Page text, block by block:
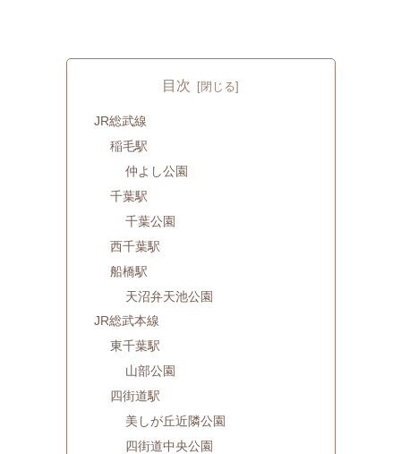
目次
JR総武線
稲毛駅
仲よし公園
千葉駅
千葉公園
西千葉駅
船橋駅
天沼弁天池公園
JR総武本線
東千葉駅
山部公園
四街道駅
美しが丘近隣公園
四街道中央公園